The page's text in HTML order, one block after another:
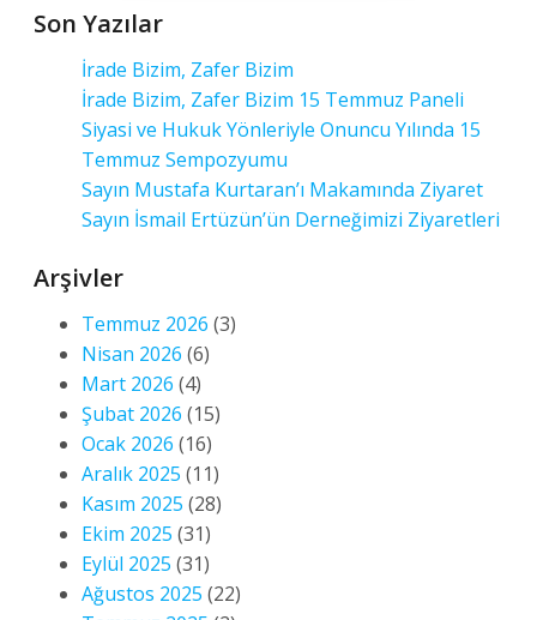
Son Yazılar
İrade Bizim, Zafer Bizim
İrade Bizim, Zafer Bizim 15 Temmuz Paneli
Siyasi ve Hukuk Yönleriyle Onuncu Yılında 15
Temmuz Sempozyumu
Sayın Mustafa Kurtaran’ı Makamında Ziyaret
Sayın İsmail Ertüzün’ün Derneğimizi Ziyaretleri
Arşivler
Temmuz 2026 (3)
Nisan 2026 (6)
Mart 2026 (4)
Şubat 2026 (15)
Ocak 2026 (16)
Aralık 2025 (11)
Kasım 2025 (28)
Ekim 2025 (31)
Eylül 2025 (31)
Ağustos 2025 (22)